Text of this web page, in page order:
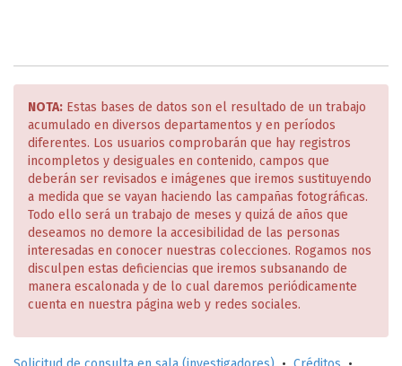
NOTA: Estas bases de datos son el resultado de un trabajo
acumulado en diversos departamentos y en períodos
diferentes. Los usuarios comprobarán que hay registros
incompletos y desiguales en contenido, campos que
deberán ser revisados e imágenes que iremos sustituyendo
a medida que se vayan haciendo las campañas fotográficas.
Todo ello será un trabajo de meses y quizá de años que
deseamos no demore la accesibilidad de las personas
interesadas en conocer nuestras colecciones. Rogamos nos
disculpen estas deficiencias que iremos subsanando de
manera escalonada y de lo cual daremos periódicamente
cuenta en nuestra página web y redes sociales.